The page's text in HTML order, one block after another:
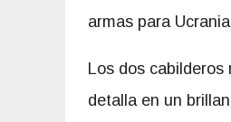
armas para
Los dos cabilderos
detalla en un